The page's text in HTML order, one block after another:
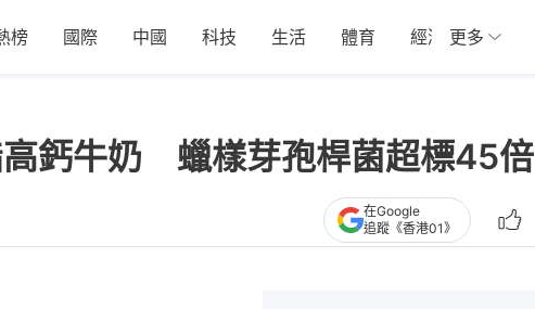
榜 國際 中國 科技 生活 體育 經濟 01深圳
更多
鈣牛奶 蠟樣芽孢桿菌超標45倍
在Google
追蹤《香港01》